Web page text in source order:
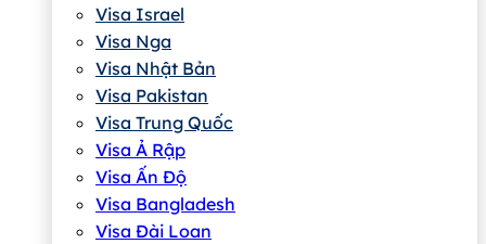
Visa Israel
Visa Nga
Visa Nhật Bản
Visa Pakistan
Visa Trung Quốc
Visa Ả Rập
Visa Ấn Độ
Visa Bangladesh
Visa Đài Loan